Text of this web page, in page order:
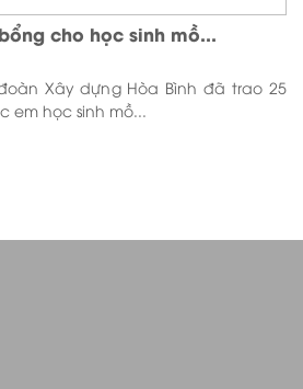
cho học sinh mồ...
Xây dựng Hòa Bình đã trao 25
em học sinh mồ...